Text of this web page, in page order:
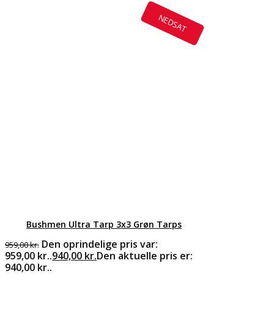
NEDSAT
Bushmen Ultra Tarp 3x3 Grøn Tarps
959,00kr. Den oprindelige pris var:
959,00 kr..940,00 kr.Den aktuelle pris er:
940,00 kr..